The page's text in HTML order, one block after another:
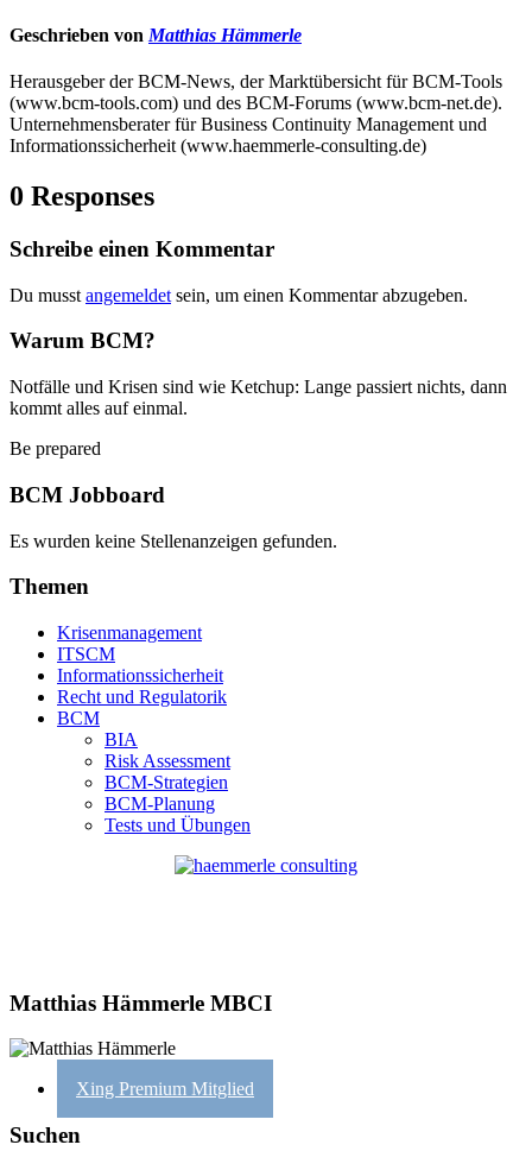
Geschrieben von Matthias Hämmerle
Herausgeber der BCM-News, der Marktübersicht für BCM-Tools
(www.bcm-tools.com) und des BCM-Forums (www.bcm-net.de).
Unternehmensberater für Business Continuity Management und
Informationssicherheit (www.haemmerle-consulting.de)
0 Responses
Schreibe einen Kommentar
Du musst angemeldet sein, um einen Kommentar abzugeben.
Warum BCM?
Notfälle und Krisen sind wie Ketchup: Lange passiert nichts, dann
kommt alles auf einmal.
Be prepared
BCM Jobboard
Es wurden keine Stellenanzeigen gefunden.
Themen
Krisenmanagement
ITSCM
Informationssicherheit
Recht und Regulatorik
BCM
BIA
Risk Assessment
BCM-Strategien
BCM-Planung
Tests und Übungen
Matthias Hämmerle MBCI
Xing Premium Mitglied
Suchen